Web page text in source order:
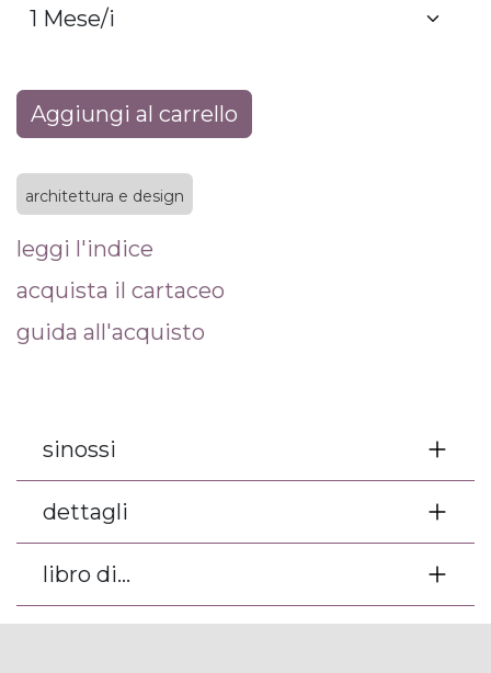
Aggiungi al carrello
architettura e design
leggi l'indice
acquista il cartaceo
guida all'acquisto
sinossi
dettagli
libro di...